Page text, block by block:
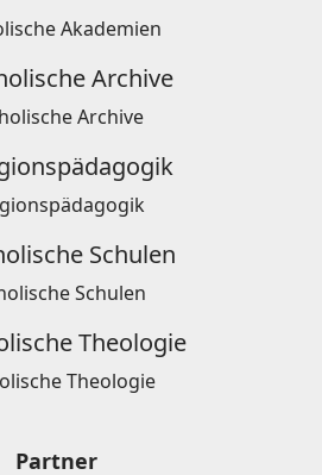
Akademien
Archive
Schulen
Theologie
Partner